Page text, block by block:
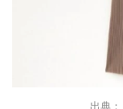
出典：